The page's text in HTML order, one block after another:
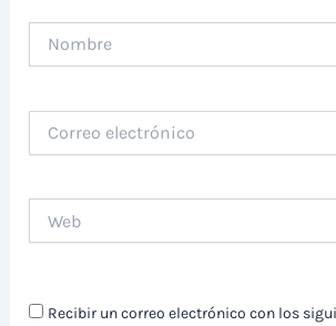
electrónico
Recibir un correo electrónico con los